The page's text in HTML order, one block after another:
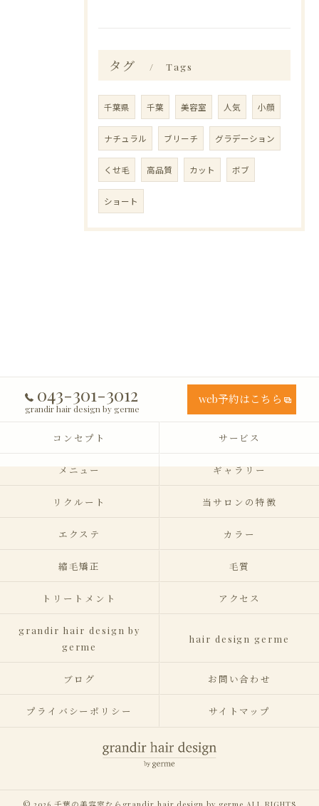
タグ Tags
千葉県 千葉 美容室 人気 小顔
ナチュラル ブリーチ グラデーション
くせ毛 高品質 カット ボブ
ショート
043-301-3012
grandir hair design by germe
web予約はこちら
コンセプト サービス
メニュー ギャラリー
リクルート 当サロンの特徴
エクステ カラー
縮毛矯正 毛質
トリートメント アクセス
grandir hair design by
germe
hair design germe
ブログ お問い合わせ
プライバシーポリシー サイトマップ